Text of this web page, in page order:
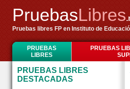
PruebasLibres
Pruebas libres FP en Instituto de
PRUEBAS
LIBRES
PRUEBAS
PRUEBAS LIBRES
DESTACADAS